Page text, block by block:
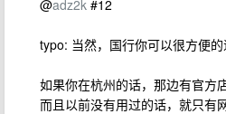
@adz2k #12
typo: 当然，国行你可以很方便的
如果你在杭州的话，那边有官方
而且以前没有用过的话，就只有